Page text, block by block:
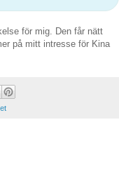
för mig. Den får nätt
på mitt intresse för Kina